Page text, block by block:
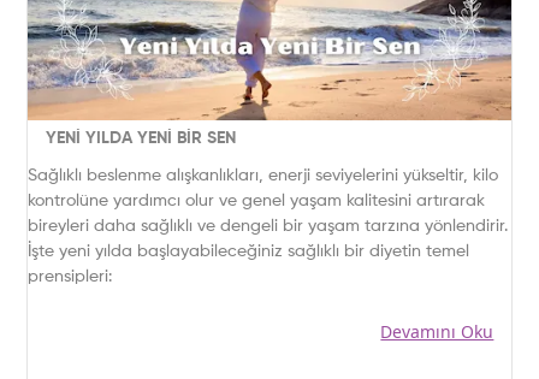
YENİ YILDA YENİ BİR SEN
Sağlıklı beslenme alışkanlıkları, enerji seviyelerini yükseltir, kilo
kontrolüne yardımcı olur ve genel yaşam kalitesini artırarak
bireyleri daha sağlıklı ve dengeli bir yaşam tarzına yönlendirir.
İşte yeni yılda başlayabileceğiniz sağlıklı bir diyetin temel
prensipleri:
Devamını Oku